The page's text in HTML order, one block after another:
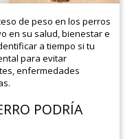
de peso en los perros
en su salud, bienestar e
a tiempo si tu
para evitar
enfermedades
PODRÍA